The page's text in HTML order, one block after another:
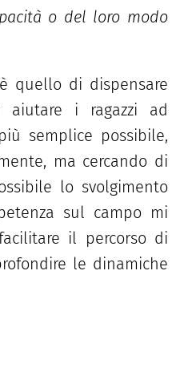
o del loro modo
quello di dispensare
i ragazzi ad
semplice possibile,
ma cercando di
lo svolgimento
sul campo mi
il percorso di
le dinamiche